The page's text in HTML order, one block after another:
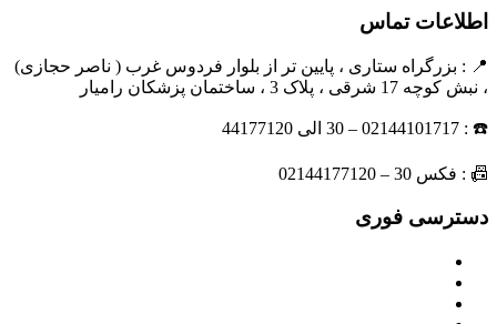
اطلاعات تماس
📍 : بزرگراه ستاری ، پایین تر از بلوار فردوس غرب ( ناصر حجازی)
، نبش کوچه 17 شرقی ، پلاک 3 ، ساختمان پزشکان رامیار
☎️ : 02144101717 – 30 الی 44177120
📠 : فکس 30 – 02144177120
دسترسی فوری